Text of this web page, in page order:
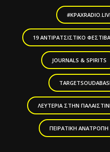
19 ΑΝΤΙΡΑΤΣΙΣΤΙΚΟ
JOURNALS & SPIRITS
ΛΕΥΤΕΡΙΆ ΣΤΗΝ
ΠΕΙΡΑΤΙΚΉ ΑΝΑΤΡΟΠΉ